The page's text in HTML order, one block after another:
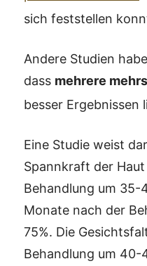
sich feststellen
Andere Studien
dass mehrere
besser Ergebnissen
Eine Studie weist
Spannkraft der
Behandlung um 35-
Monate nach der
75%. Die
Behandlung um 40-